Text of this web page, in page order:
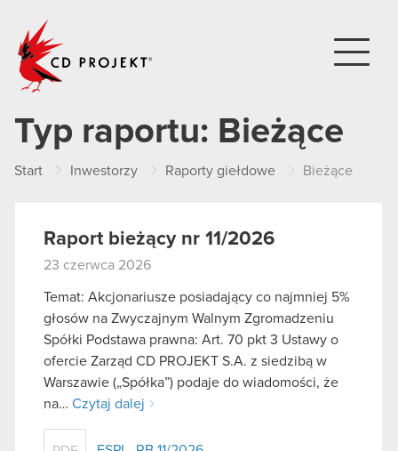
Typ raportu: Bieżące
Start Inwestorzy Raporty giełdowe Bieżące
Raport bieżący nr 11/2026
23 czerwca 2026
Temat: Akcjonariusze posiadający co najmniej 5%
głosów na Zwyczajnym Walnym Zgromadzeniu
Spółki Podstawa prawna: Art. 70 pkt 3 Ustawy o
ofercie Zarząd CD PROJEKT S.A. z siedzibą w
Warszawie („Spółka”) podaje do wiadomości, że
na… Czytaj dalej